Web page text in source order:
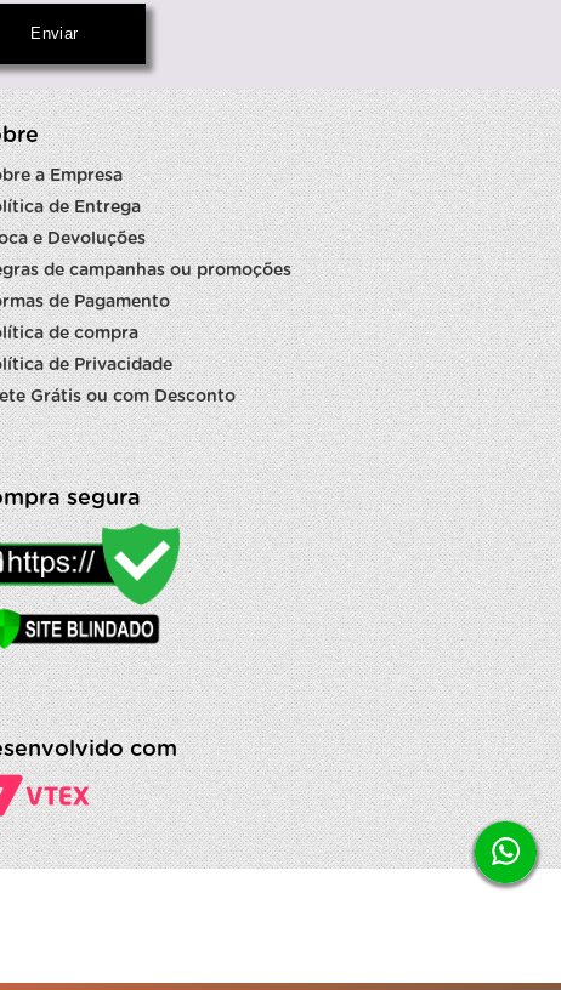
a Empresa
de Entrega
e Devoluções
de campanhas ou promoções
de Pagamento
de compra
de Privacidade
Grátis ou com Desconto
segura
com